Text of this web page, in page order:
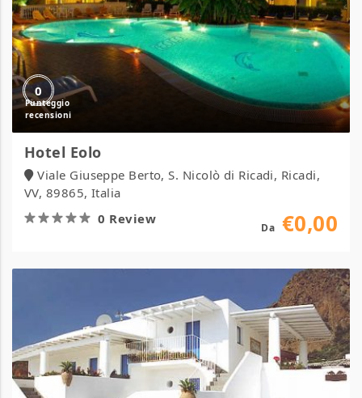
0
Hotel Eolo
Viale Giuseppe Berto, S. Nicolò di Ricadi, Ricadi,
VV, 89865, Italia
0 Review
Da €0,00
Terrazza